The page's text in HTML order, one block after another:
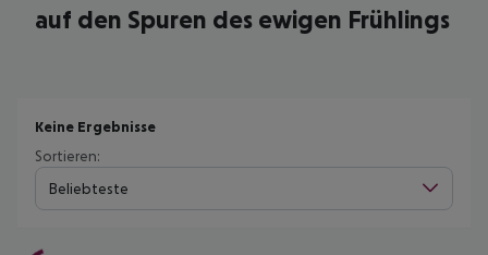
auf den Spuren des ewigen Frühlings
Keine Ergebnisse
Sortieren:
Beliebteste